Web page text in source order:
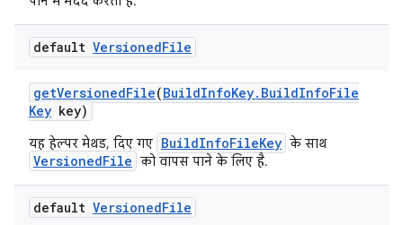
default VersionedFile
getVersionedFile(BuildInfoKey. BuildInfoFile
Key key)
यह हेल्पर मेथड, दिए गए BuildInfoFileKey के साथ
VersionedFile को वापस पाने के लिए है.
default VersionedFile